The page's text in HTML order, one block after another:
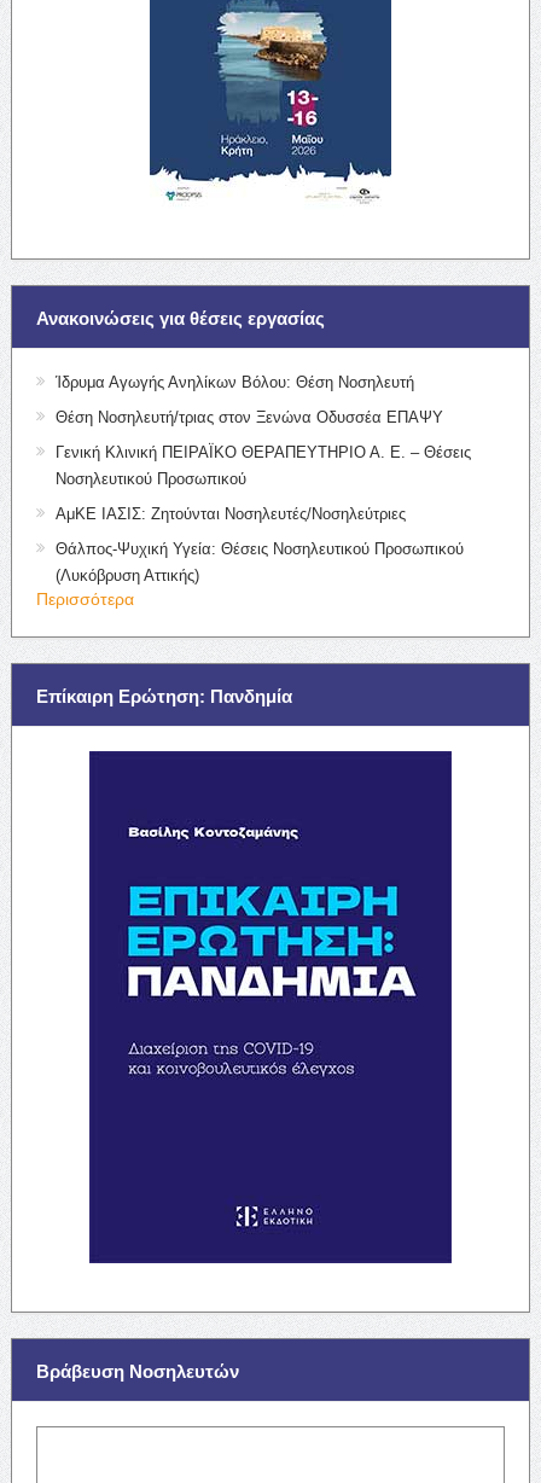
Ανακοινώσεις για θέσεις εργασίας
Ίδρυμα Αγωγής Ανηλίκων Βόλου: Θέση Νοσηλευτή
Θέση Νοσηλευτή/τριας στον Ξενώνα Οδυσσέα ΕΠΑΨΥ
Γενική Κλινική ΠΕΙΡΑΪΚΟ ΘΕΡΑΠΕΥΤΗΡΙΟ Α. Ε. – Θέσεις
Νοσηλευτικού Προσωπικού
ΑμΚΕ ΙΑΣΙΣ: Ζητούνται Νοσηλευτές/Νοσηλεύτριες
Θάλπος-Ψυχική Υγεία: Θέσεις Νοσηλευτικού Προσωπικού
(Λυκόβρυση Αττικής)
Περισσότερα
Επίκαιρη Ερώτηση: Πανδημία
Βράβευση Νοσηλευτών